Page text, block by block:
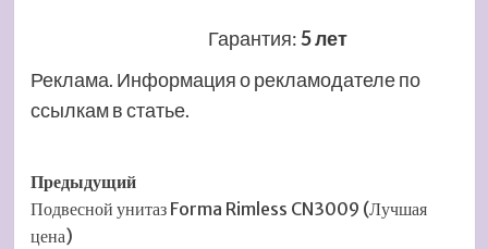
Гарантия:5 лет
Реклама. Информация о рекламодателе по
ссылкам в статье.
Навигация
записи
Предыдущий
Подвесной унитаз Forma Rimless CN3009 (Лучшая
цена)